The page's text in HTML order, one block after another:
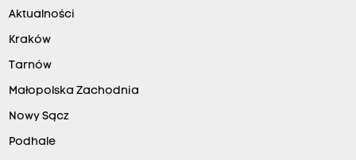
Aktualności
Kraków
Tarnów
Małopolska Zachodnia
Nowy Sącz
Podhale